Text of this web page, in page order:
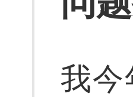
我今